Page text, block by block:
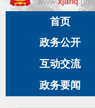
首页
政务公开
互动交流
政务要闻